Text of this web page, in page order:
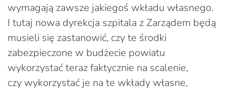
wymagają zawsze jakiegoś wkładu własnego.
I tutaj nowa dyrekcja szpitala z Zarządem będą
musieli się zastanowić, czy te środki
zabezpieczone w budżecie powiatu
wykorzystać teraz faktycznie na scalenie,
czy wykorzystać je na te wkłady własne,